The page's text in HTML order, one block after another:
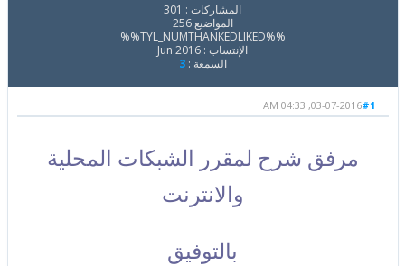
المشاركات : 301
المواضيع 256
%%TYL_NUMTHANKEDLIKED%%
الإنتساب : Jun 2016
السمعة :3
#1
03-07-2016, 04:33 AM
مرفق شرح لمقرر الشبكات المحلية
والانترنت
بالتوفيق